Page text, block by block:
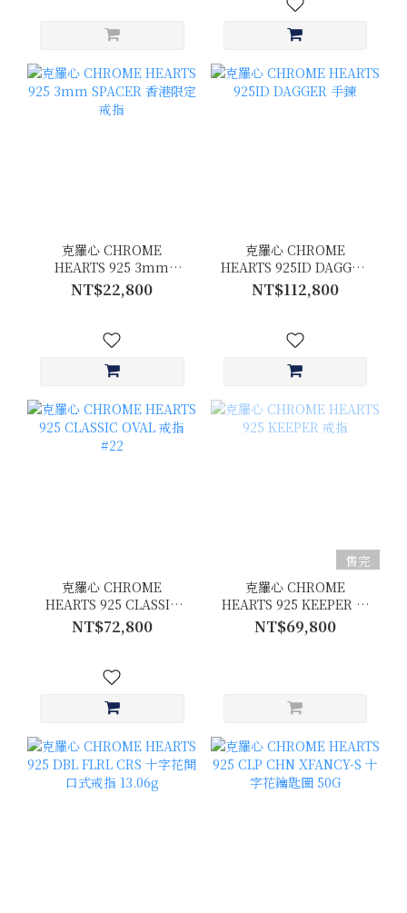
克羅心 CHROME
HEARTS 925 3mm
SPACER 香港限定 戒指
NT$22,800
克羅心 CHROME
HEARTS 925ID DAGGER
手鍊
NT$112,800
克羅心 CHROME
HEARTS 925 CLASSIC
OVAL 戒指 #22
NT$72,800
售完
克羅心 CHROME
HEARTS 925 KEEPER 戒
指
NT$69,800